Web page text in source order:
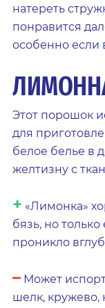
натереть
понравится
особенно если
Этот порошок
для
белое белье в
желтизну с
+ «Лимонка»
бязь, но
проникло
– Может
шелк, кружево,